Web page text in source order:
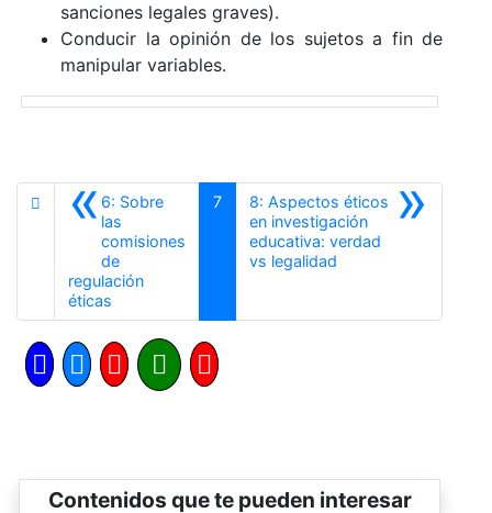
sanciones legales graves).
Conducir la opinión de los sujetos a fin de
manipular variables.
«6: Sobre
las
comisiones
de
regulación
éticas
7 »
8: Aspectos éticos
en investigación
educativa: verdad
vs legalidad
Contenidos que te pueden interesar